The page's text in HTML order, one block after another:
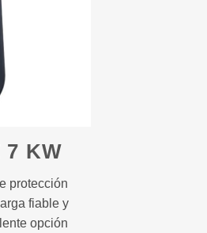
7 KW
protección
fiable y
opción